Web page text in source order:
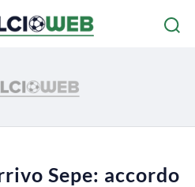
Sepe: accordo